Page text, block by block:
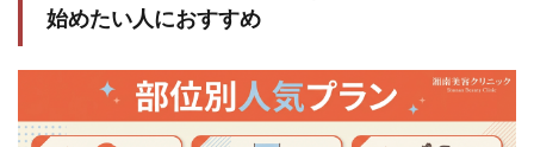
始めたい人におすすめ